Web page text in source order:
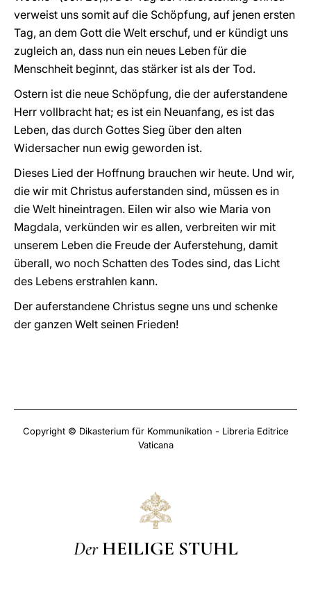
verweist uns somit auf die Schöpfung, auf jenen ersten
Tag, an dem Gott die Welt erschuf, und er kündigt uns
zugleich an, dass nun ein neues Leben für die
Menschheit beginnt, das stärker ist als der Tod.
Ostern ist die neue Schöpfung, die der auferstandene
Herr vollbracht hat; es ist ein Neuanfang, es ist das
Leben, das durch Gottes Sieg über den alten
Widersacher nun ewig geworden ist.
Dieses Lied der Hoffnung brauchen wir heute. Und wir,
die wir mit Christus auferstanden sind, müssen es in
die Welt hineintragen. Eilen wir also wie Maria von
Magdala, verkünden wir es allen, verbreiten wir mit
unserem Leben die Freude der Auferstehung, damit
überall, wo noch Schatten des Todes sind, das Licht
des Lebens erstrahlen kann.
Der auferstandene Christus segne uns und schenke
der ganzen Welt seinen Frieden!
Copyright © Dikasterium für Kommunikation - Libreria Editrice
Vaticana
Der HEILIGE STUHL